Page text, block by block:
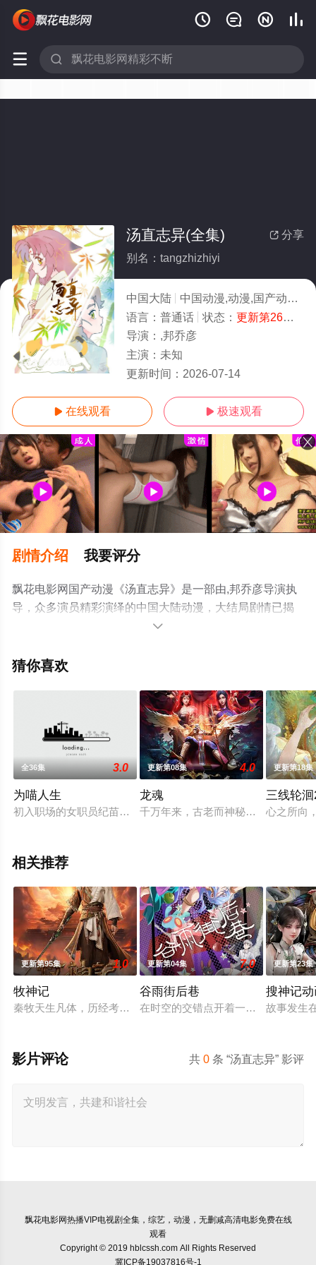
   
 
1-1全集/大结局
 分享
汤直志异(全集)
别名：tangzhizhiyi
中国大陆 中国动漫,动漫,国产动漫
语言： 普通话 状态： 更新第26集
导演： ,邦乔彦
主演： 未知
更新时间： 2026-07-14
 在线观看  极速观看
剧情介绍 我要评分
飘花电影网国产动漫《汤直志异》是一部由,邦乔彦导演执
导，众多演员精彩演绎的中国大陆动漫，大结局剧情已揭
晓（1-1全集），手机免费在线观看高清未删减完整版动漫
视猫或剧情网等平台了解。

猜你喜欢
全36集 3.0
为喵人生
初入职场的女职员纪苗苗遭朋友陷害，命悬一线之际竟变成了
更新第08集 4.0
龙魂
千万年来，古老而神秘的龙族在中土
更新第18集
三线轮
心之所向
相关推荐
更新第95集 1.0
牧神记
秦牧天生凡体，历经考验成为天魔教教主，被延康国封为第一
更新第04集 7.0
谷雨街后巷
在时空的交错点开着一间酒馆——谷
更新第23集
搜神记
故事发生
共0 条 “汤直志异” 影评
影片评论
飘花电影网热播VIP电视剧全集，综艺，动漫，无删减高清电影免费在线
观看
Copyright © 2019 hblcssh.com All Rights Reserved
冀ICP备19037816号-1